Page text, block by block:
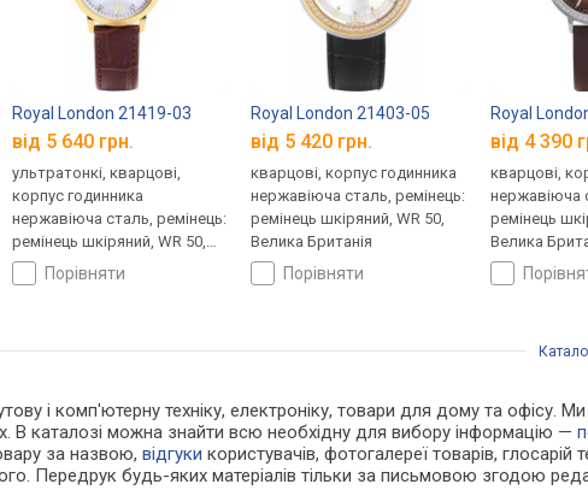
Royal London 21419-03
від 5 640 грн.
ультратонкі, кварцові,
корпус годинника
нержавіюча сталь, ремінець:
ремінець шкіряний, WR 50,
Велика Британія
порівняти
Royal London 21403-05
від 5 420 грн.
кварцові, корпус годинника
нержавіюча сталь, ремінець:
ремінець шкіряний, WR 50,
Велика Британія
порівняти
Royal
від 4 390
кварцові,
нержавіюча
ремінець
Велика
і комп'ютерну техніку, електроніку, товари для дому та офісу.
В каталозі можна знайти всю необхідну для вибору інформацію —
за назвою,відгуки користувачів, фотогалереї товарів, глосарій
Передрук будь-яких матеріалів тільки за письмовою згодою